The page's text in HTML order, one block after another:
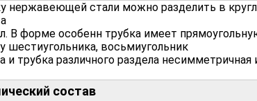
нержавеющей стали можно разделить в
В форме особенн трубка имеет
шестиугольника, восьмиугольник
и трубка различного раздела несимметричная
состав